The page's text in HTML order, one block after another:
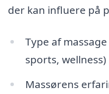
der kan influere på
Type af
sports, wellness)
Massørens